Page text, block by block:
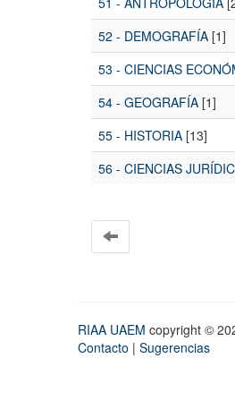
52 - DEMOGRAFÍA [1]
53 - CIENCIAS
54 - GEOGRAFÍA [1]
55 - HISTORIA [13]
56 - CIENCIAS
RIAA UAEM copyright ©
Contacto | Sugerencias